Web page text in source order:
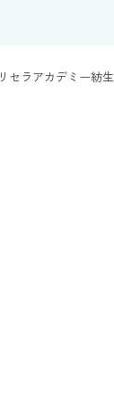
リセラアカデミー紡生